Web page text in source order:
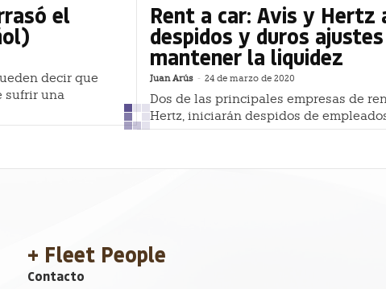
el
decir que
sufrir una
Rent a car: Avis y Hertz
despidos y duros
mantener la liquidez
Juan Arús - 24 de marzo de 2020
Dos de las principales empresas de
Hertz, iniciarán despidos de
+ Fleet People
Contacto